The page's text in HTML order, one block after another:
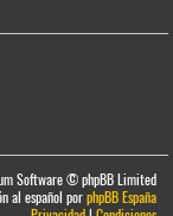
Software © phpBB Limited
al español porphpBB España